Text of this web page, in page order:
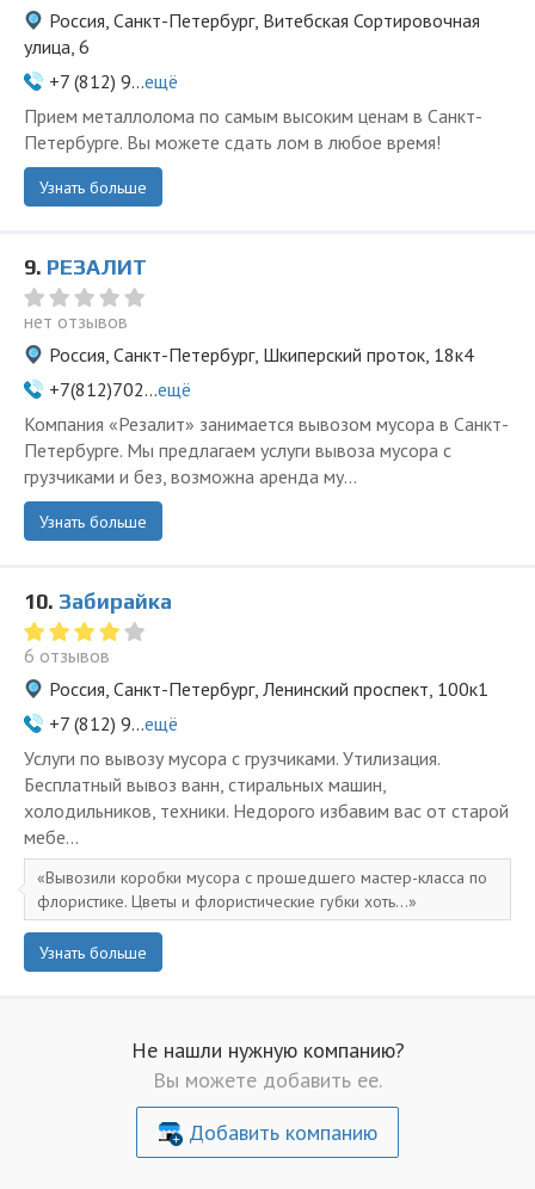
Россия, Санкт-Петербург, Витебская Сортировочная
улица, 6
+7 (812) 9...ещё
Прием металлолома по самым высоким ценам в Санкт-
Петербурге. Вы можете сдать лом в любое время!
Узнать больше
9. РЕЗАЛИТ
нет отзывов
Россия, Санкт-Петербург, Шкиперский проток, 18к4
+7(812)702...ещё
Компания «Резалит» занимается вывозом мусора в Санкт-
Петербурге. Мы предлагаем услуги вывоза мусора с
грузчиками и без, возможна аренда му...
Узнать больше
10. Забирайка
6 отзывов
Россия, Санкт-Петербург, Ленинский проспект, 100к1
+7 (812) 9...ещё
Услуги по вывозу мусора с грузчиками. Утилизация.
Бесплатный вывоз ванн, стиральных машин,
холодильников, техники. Недорого избавим вас от старой
мебе...
Вывозили коробки мусора с прошедшего мастер-класса по
флористике. Цветы и флористические губки хоть...
Узнать больше
Не нашли нужную компанию?
Вы можете добавить ее.
Добавить компанию